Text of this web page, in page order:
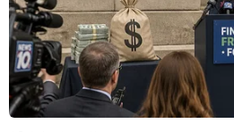
trong một chiến dịch chung
Nhà thờ Santa Maria ở
tượng tấn công trưa 28/1
lễ cầu nguyện ngày Chủ